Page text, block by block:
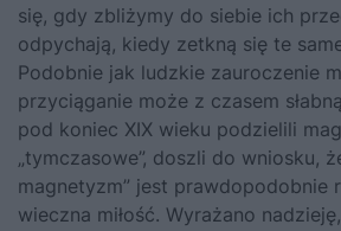
się, gdy zbliżymy do siebie ich
odpychają, kiedy zetkną się te
Podobnie jak ludzkie zauroczenie
przyciąganie może z czasem
pod koniec XIX wieku podzielili
„tymczasowe”, doszli do wniosku,
magnetyzm” jest prawdopodobnie
wieczna miłość. Wyrażano